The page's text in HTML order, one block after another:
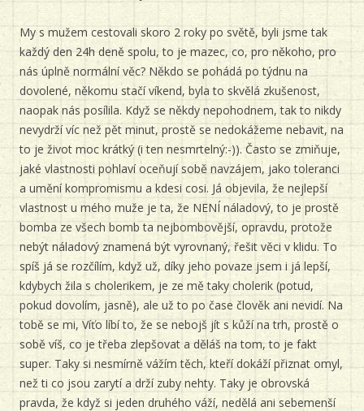
My s mužem cestovali skoro 2 roky po světě, byli jsme tak
každý den 24h deně spolu, to je mazec, co, pro někoho, pro
nás úplně normální věc? Někdo se pohádá po týdnu na
dovolené, někomu stačí víkend, byla to skvělá zkušenost,
naopak nás posílila. Když se někdy nepohodnem, tak to nikdy
nevydrží víc než pět minut, prostě se nedokážeme nebavit, na
to je život moc krátký (i ten nesmrtelný:-)). Často se zmiňuje,
jaké vlastnosti pohlaví oceňují sobě navzájem, jako toleranci
a umění kompromismu a kdesi cosi. Já objevila, že nejlepší
vlastnost u mého muže je ta, že NENÍ náladový, to je prostě
bomba ze všech bomb ta nejbombovější, opravdu, protože
nebýt náladový znamená být vyrovnaný, řešit věci v klidu. To
spíš já se rozčílím, když už, díky jeho povaze jsem i já lepší,
kdybych žila s cholerikem, je ze mě taky cholerik (potud,
pokud dovolím, jasně), ale už to po čase člověk ani nevidí. Na
tobě se mi, Víťo líbí to, že se nebojš jít s kůží na trh, prostě o
sobě víš, co je třeba zlepšovat a děláš na tom, to je fakt
super. Taky si nesmírně vážím těch, kteří dokáží přiznat omyl,
než ti co jsou zarytí a drží zuby nehty. Taky je obrovská
pravda, že když si jeden druhého váží, nedělá ani sebemenší